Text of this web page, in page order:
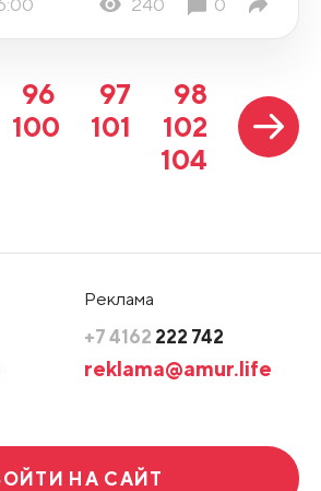
240 0
96 97
98
100 101
102
104
Реклама
+7 4162 222 742
reklama@amur.life
НА САЙТ